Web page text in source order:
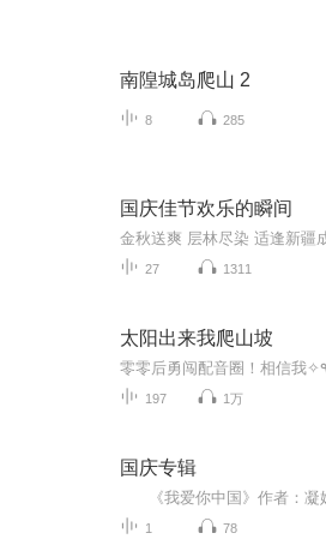
南隍城岛爬山 2
8 285
国庆佳节欢乐的瞬间
27 1311
太阳出来我爬山坡
197 1万
国庆专辑
1 78